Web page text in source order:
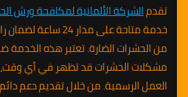
تقدمالشركة الألمانية لمكافحة ورش
خدمة متاحة على مدار
من الحشرات الضارة. تعتبر هذه الخدمة
مشكلات الحشرات قد تظهر في أي وقت،
العمل الرسمية. من خلال تقديم دعم